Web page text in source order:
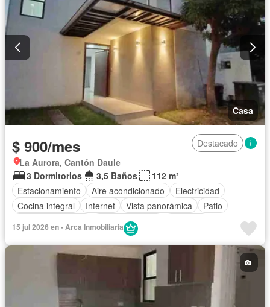
Casa
$ 900/mes
Destacado
La Aurora, Cantón Daule
3 Dormitorios
3,5 Baños
112 m²
Estacionamiento
Aire acondicionado
Electricidad
Cocina integral
Internet Vista panorámica
Patio
Área para niños
Acceso para personas con discapacidad
Parrilla
Garita de guardianía
Seguridad
Piscina
Armario empotrado Sin amoblar
15 jul 2026 en - Arca Inmobiliaria